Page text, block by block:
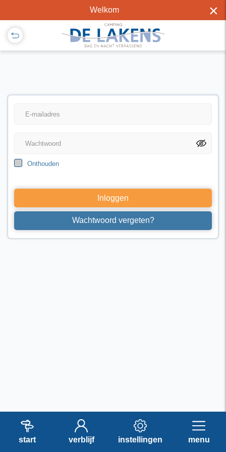
Welkom ×
Onthouden
Wachtwoord vergeten?
Inloggen
start verblijf instellingen menu